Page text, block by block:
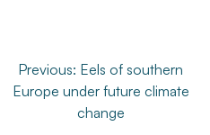
Navegación
de
Previous: Eels of southern
Europe under future climate
change